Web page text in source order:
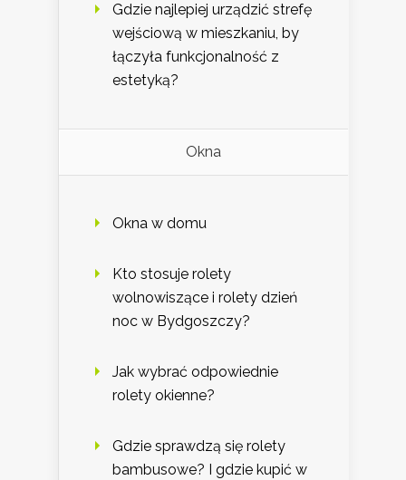
Gdzie najlepiej urządzić strefę
wejściową w mieszkaniu, by
łączyła funkcjonalność z
estetyką?
Okna
Okna w domu
Kto stosuje rolety
wolnowiszące i rolety dzień
noc w Bydgoszczy?
Jak wybrać odpowiednie
rolety okienne?
Gdzie sprawdzą się rolety
bambusowe? I gdzie kupić w